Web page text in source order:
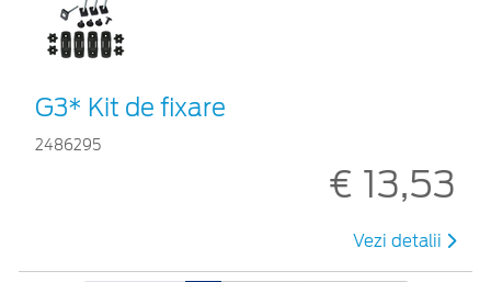
G3* Kit de fixare
2486295
€ 13,53
Vezi detalii